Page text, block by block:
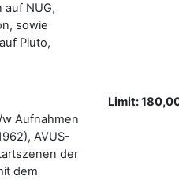
auf NUG,
sowie
Pluto,
Aufnahmen
AVUS-
der
dem
Limit: